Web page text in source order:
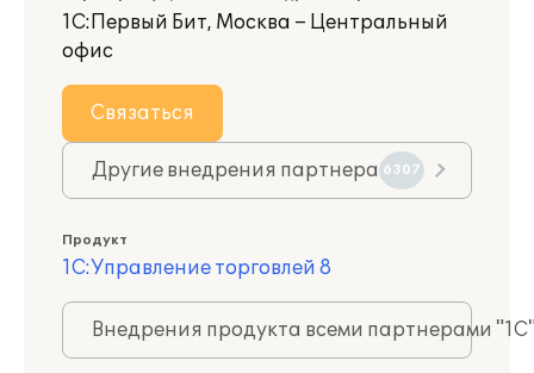
1С:Первый Бит, Москва – Центральный
офис
Связаться
Другие внедрения партнера 6307
Продукт
1С:Управление торговлей 8
Внедрения продукта всеми партнерами